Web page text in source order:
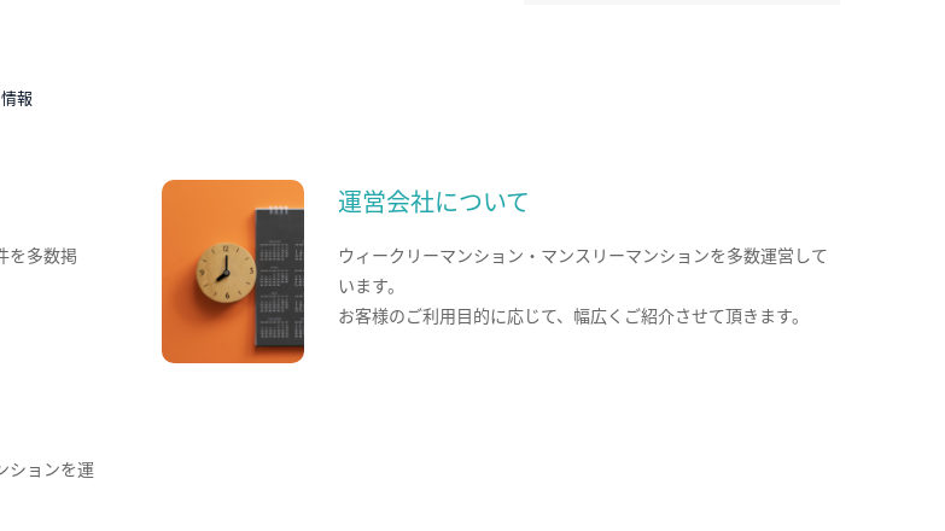
報
を多数掲
運営会社について
ウィークリーマンション・マンスリーマンションを多数運営して
います。
お客様のご利用目的に応じて、幅広くご紹介させて頂きます。
ションを運